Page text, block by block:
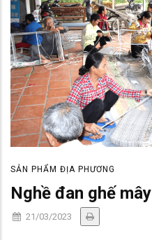
SẢN PHẨM ĐỊA PHƯƠNG
Nghề đan ghế mây
21/03/2023